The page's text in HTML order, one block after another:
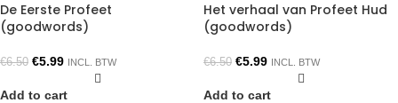
De Eerste Profeet
(goodwords)
€6.50 €5.99 INCL. BTW
Add to cart
Het verhaal van Profeet Hud
(goodwords)
€6.50 €5.99 INCL. BTW
Add to cart